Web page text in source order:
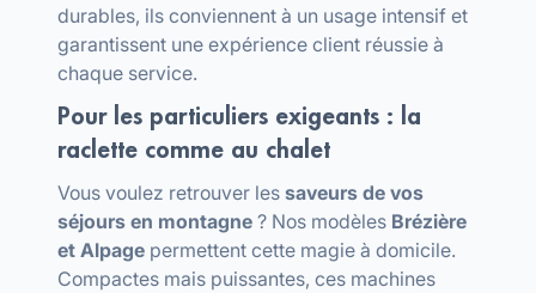
durables, ils conviennent à un usage intensif et
garantissent une expérience client réussie à
chaque service.
Pour les particuliers exigeants : la
raclette comme au chalet
Vous voulez retrouver les saveurs de vos
séjours en montagne ? Nos modèles Brézière
et Alpage permettent cette magie à domicile.
Compactes mais puissantes, ces machines